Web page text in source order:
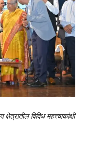
विविध महत्त्वाकांक्षी